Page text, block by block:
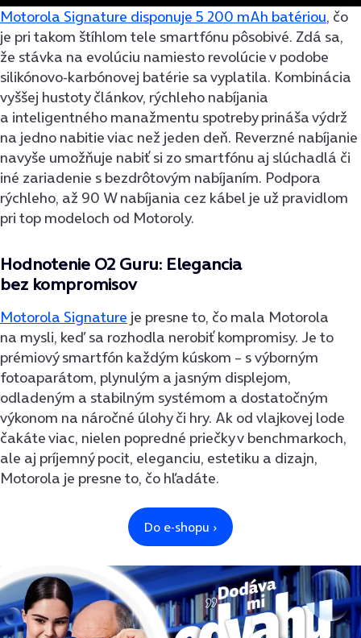
Motorola Signature disponuje 5 200 mAh batériou, čo
je pri takom štíhlom tele smartfónu pôsobivé. Zdá sa,
že stávka na evolúciu namiesto revolúcie v podobe
silikónovo-karbónovej batérie sa vyplatila. Kombinácia
vyššej hustoty článkov, rýchleho nabíjania
a inteligentného manažmentu spotreby prináša výdrž
na jedno nabitie viac než jeden deň. Reverzné nabíjanie
navyše umožňuje nabiť si zo smartfónu aj slúchadlá či
iné zariadenie s bezdrôtovým nabíjaním. Podpora
rýchleho, až 90 W nabíjania cez kábel je už pravidlom
pri top modeloch od Motoroly.
Hodnotenie O2 Guru: Elegancia
bez kompromisov
Motorola Signature je presne to, čo mala Motorola
na mysli, keď sa rozhodla nerobiť kompromisy. Je to
prémiový smartfón každým kúskom – s výborným
fotoaparátom, plynulým a jasným displejom,
odladeným a stabilným systémom a dostatočným
výkonom na náročné úlohy či hry. Ak od vlajkovej lode
čakáte viac, nielen popredné priečky v benchmarkoch,
ale aj príjemný pocit, eleganciu, estetiku a dizajn,
Motorola je presne to, čo hľadáte.